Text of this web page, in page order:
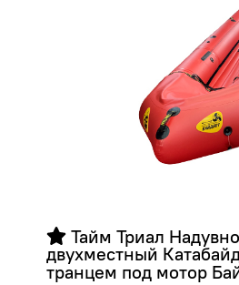
Тайм Триал
двухместный
транцем под мотор